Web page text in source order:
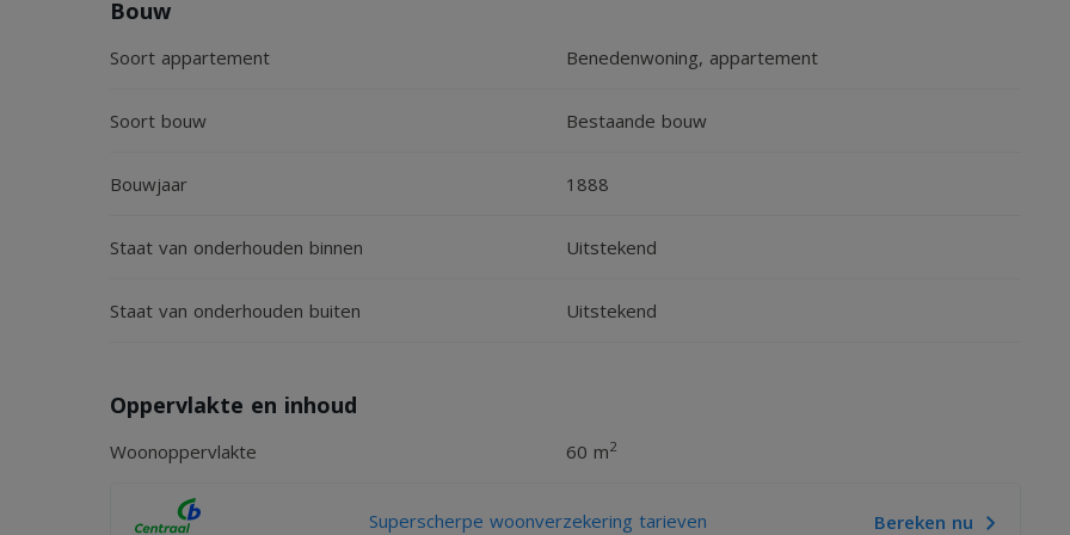
Daarnaast beschikt het appartement over een zeer ruime kelder onder de woning, ideaal voor extra
opslagruimte.
Huurvoorwaarden
Verhuur op basis van diplomatenclausule
Minimale inkomenseis: bruto maandinkomen van minimaal 3 keer de maandhuur
Huisdieren niet toegestaan
Roken niet toegestaan
Bouw
Soort appartement Benedenwoning, appartement
Soort bouw Bestaande bouw
Bouwjaar 1888
Staat van onderhouden binnen Uitstekend
Staat van onderhouden buiten Uitstekend
Oppervlakte en inhoud
Woonoppervlakte 60 m2
Superscherpe woonverzekering tarieven Bereken nu